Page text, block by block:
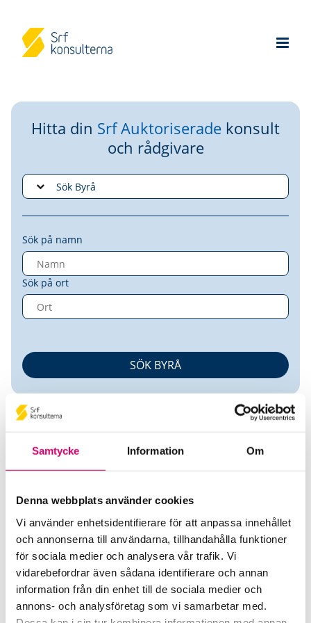
Samtycke Information Om
Denna webbplats använder cookies
Vi använder enhetsidentifierare för att anpassa innehållet
och annonserna till användarna, tillhandahålla funktioner
för sociala medier och analysera vår trafik. Vi
vidarebefordrar även sådana identifierare och annan
information från din enhet till de sociala medier och
annons- och analysföretag som vi samarbetar med.
Hitta din Srf Auktoriserade konsult
och rådgivare
Sök på namn
Sök på ort
Charlie Dohrman
Auktoriserad Redovisningskonsult
Franzéns Redovisningsbyrå i Stockholm AB
Gustavsberg
Telefon